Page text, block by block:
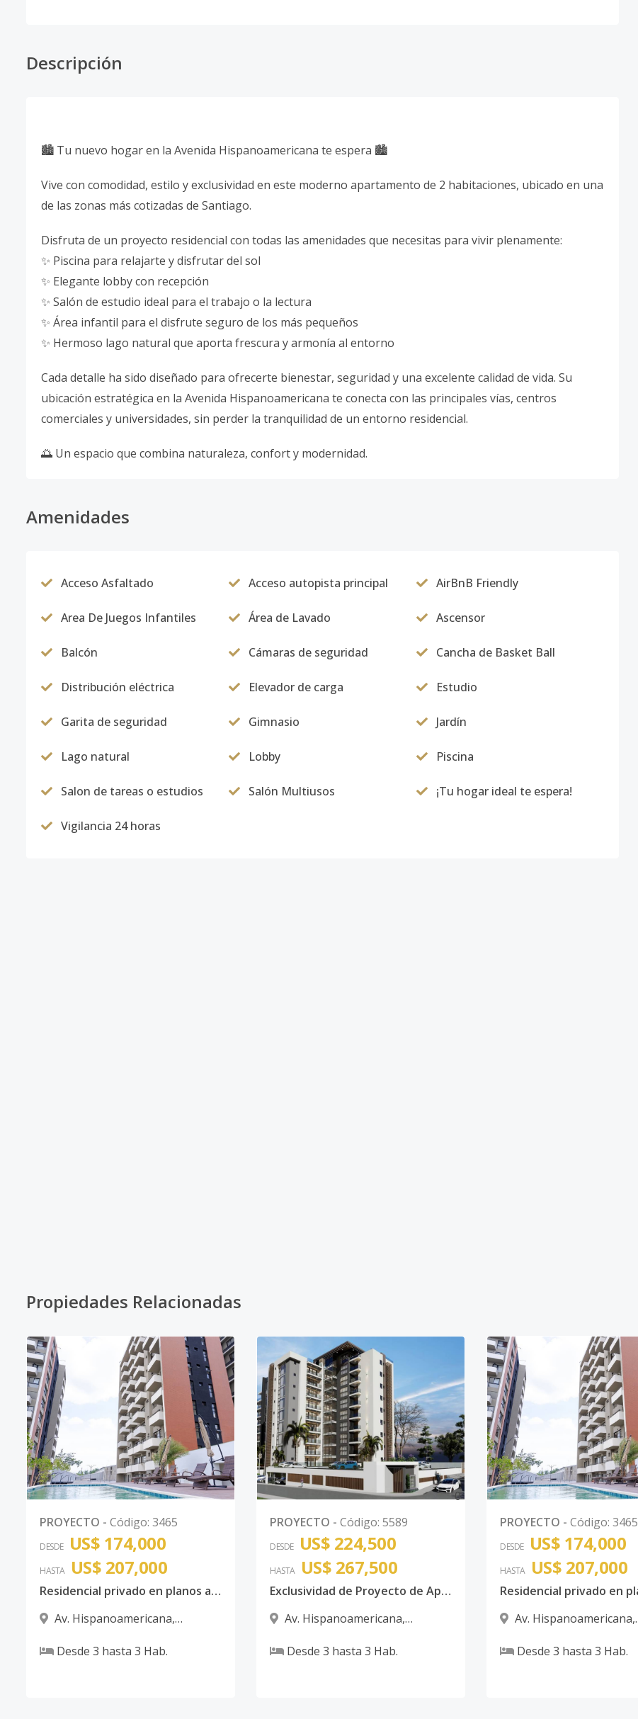
Descripción
🏙️ Tu nuevo hogar en la Avenida Hispanoamericana te espera 🏙️
Vive con comodidad, estilo y exclusividad en este moderno apartamento de 2 habitaciones, ubicado en una
de las zonas más cotizadas de Santiago.
Disfruta de un proyecto residencial con todas las amenidades que necesitas para vivir plenamente:
✨ Piscina para relajarte y disfrutar del sol
✨ Elegante lobby con recepción
✨ Salón de estudio ideal para el trabajo o la lectura
✨ Área infantil para el disfrute seguro de los más pequeños
✨ Hermoso lago natural que aporta frescura y armonía al entorno
Cada detalle ha sido diseñado para ofrecerte bienestar, seguridad y una excelente calidad de vida. Su
ubicación estratégica en la Avenida Hispanoamericana te conecta con las principales vías, centros
comerciales y universidades, sin perder la tranquilidad de un entorno residencial.
🌅 Un espacio que combina naturaleza, confort y modernidad.
Amenidades
Acceso Asfaltado Acceso autopista principal AirBnB Friendly
Area De Juegos Infantiles Área de Lavado Ascensor
Balcón Cámaras de seguridad Cancha de Basket Ball
Distribución eléctrica Elevador de carga Estudio
Garita de seguridad Gimnasio Jardín
Lago natural Lobby Piscina
Salon de tareas o estudios Salón Multiusos ¡Tu hogar ideal te espera!
Vigilancia 24 horas
Propiedades Relacionadas
PROYECTO - Código: 3465
DESDE US$ 174,000
HASTA US$ 207,000
Residencial privado en planos apartamentos, ubicado en la Avenida Hispanoamericana, Santiago.
Av. Hispanoamericana,
Desde 3 hasta 3 Hab.
0
PROYECTO - Código: 5589
DESDE US$ 224,500
HASTA US$ 267,500
Exclusividad de Proyecto de Apartamentos de 3 Habitaciones en Urb. Thomen Santiago
Av. Hispanoamericana,
Desde 3 hasta 3 Hab.
PROYECTO - Código: 3465
DESDE US$ 174,000
HASTA US$ 207,000
Av. Hispanoamericana,
Desde 3 hasta 3 Hab.